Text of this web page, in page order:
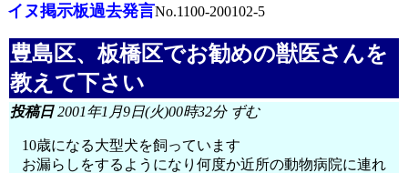
イヌ掲示板過去発言No.1100-200102-5
豊島区、板橋区でお勧めの獣医さんを
教えて下さい
投稿日2001年1月9日(火)00時32分 ずむ
10歳になる大型犬を飼っています
お漏らしをするようになり何度か近所の動物病院に連れ